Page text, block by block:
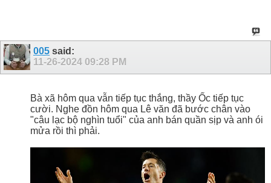
005 said:
11-26-2024 09:28 PM
Bà xã hôm qua vẫn tiếp tục thắng, thầy Ốc tiếp tục
cười. Nghe đồn hôm qua Lê văn đã bước chân vào
"câu lạc bộ nghìn tuổi" của anh bán quần sịp và anh ói
mửa rồi thì phải.